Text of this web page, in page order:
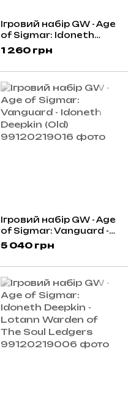
Ігровий набір GW - Age
of Sigmar: Idoneth
Deepkin - Isharann
Tidecaster
1 260 грн
Ігровий набір GW - Age
of Sigmar: Vanguard -
Idoneth Deepkin (Old)
5 040 грн